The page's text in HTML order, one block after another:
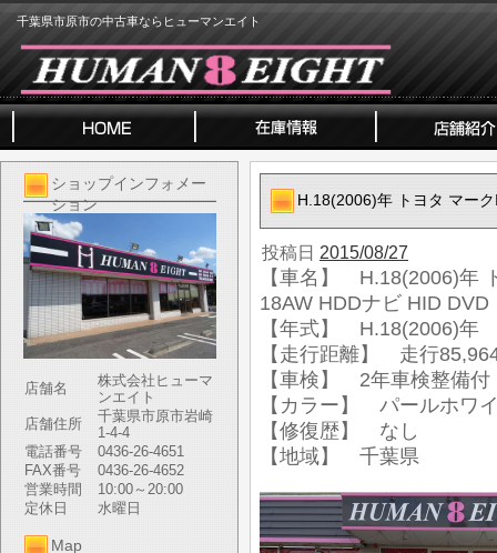
千葉県市原市の中古車ならヒューマンエイト
ショップインフォメー
ション
店舗名
株式会社ヒューマ
ンエイト
店舗住所
千葉県市原市岩崎
1-4-4
電話番号
0436-26-4651
FAX番号
0436-26-4652
営業時間
10:00～20:00
定休日
水曜日
Map
H.18(2006)年 トヨタ マー
投稿日 2015/08/27
【車名】 H.18(2006)年
18AW HDDナビ HID DVD
【年式】 H.18(2006)年
【走行距離】 走行
【車検】 2年車検整備付
【カラー】 パールホワ
【修復歴】 なし
【地域】 千葉県